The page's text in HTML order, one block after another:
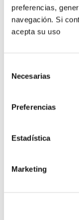
preferencias,
navegación. Si
acepta su uso
Necesarias
Preferencias
Estadística
Marketing